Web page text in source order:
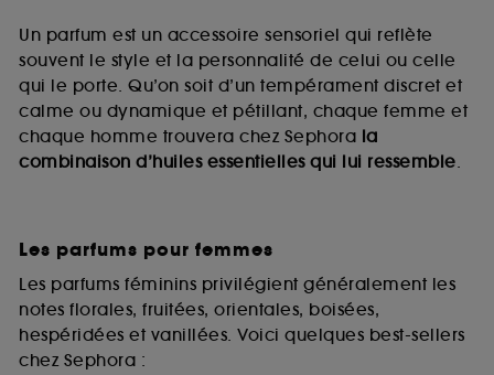
Un parfum est un accessoire sensoriel qui reflète
souvent le style et la personnalité de celui ou celle
qui le porte. Qu’on soit d’un tempérament discret et
calme ou dynamique et pétillant, chaque femme et
chaque homme trouvera chez Sephora la
combinaison d’huiles essentielles qui lui ressemble.
Les parfums pour femmes
Les parfums féminins privilégient généralement les
notes florales, fruitées, orientales, boisées,
hespéridées et vanillées. Voici quelques best-sellers
chez Sephora :